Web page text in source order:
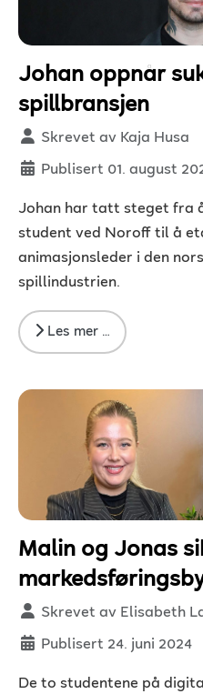
Johan oppnår
spillbransjen
Detaljer
Skrevet av Kaja Husa
Publisert 01. august
Johan har tatt steget fra
student ved Noroff til å
animasjonsleder i den
spillindustrien.
Les mer …
Malin og Jonas
Detaljer
Skrevet av Elisabeth
Publisert 24. juni 2024
De to studentene på